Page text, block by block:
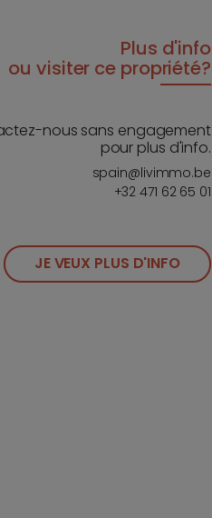
Plus d'info
ou visiter ce propriété?
nous sans engagement
pour plus d'info.
spain@livimmo.be
+32 471 62 65 01
JE VEUX PLUS D'INFO